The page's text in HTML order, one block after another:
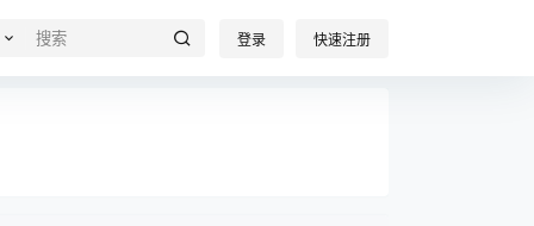
登录 快速注册